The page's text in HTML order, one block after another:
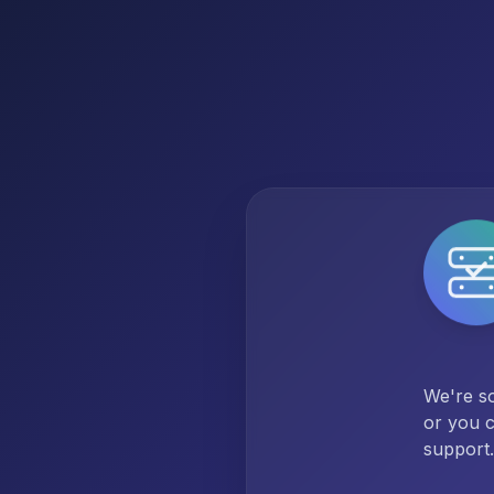
We're
or you
support.